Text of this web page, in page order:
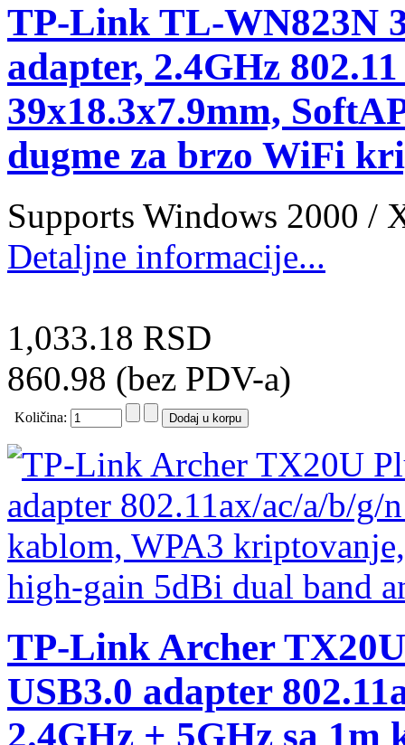
TP-Link TL-WN823N
adapter, 2.4GHz
39x18.3x7.9mm,
dugme za brzo WiFi
Supports Windows 2000 /
Detaljne informacije...
1,033.18 RSD
860.98 (bez PDV-a)
Količina:
TP-Link Archer
USB3.0 adapter
2.4GHz + 5GHz sa